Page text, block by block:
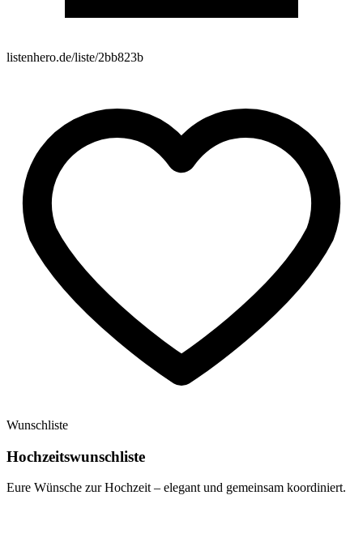
listenhero.de/liste/2bb823b
Wunschliste
Hochzeitswunschliste
Eure Wünsche zur Hochzeit – elegant und gemeinsam koordiniert.